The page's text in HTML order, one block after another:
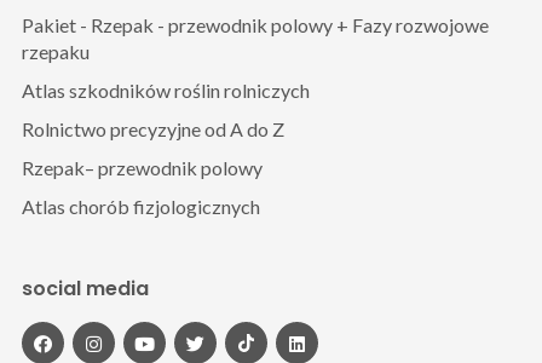
Pakiet - Rzepak - przewodnik polowy + Fazy rozwojowe
rzepaku
Atlas szkodników roślin rolniczych
Rolnictwo precyzyjne od A do Z
Rzepak– przewodnik polowy
Atlas chorób fizjologicznych
social media